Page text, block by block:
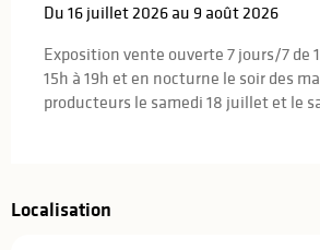
Du 16 juillet 2026 au 9 août 2026
Exposition vente ouverte 7 jours/7 de
15h à 19h et en nocturne le soir des
producteurs le samedi 18 juillet et le
Localisation